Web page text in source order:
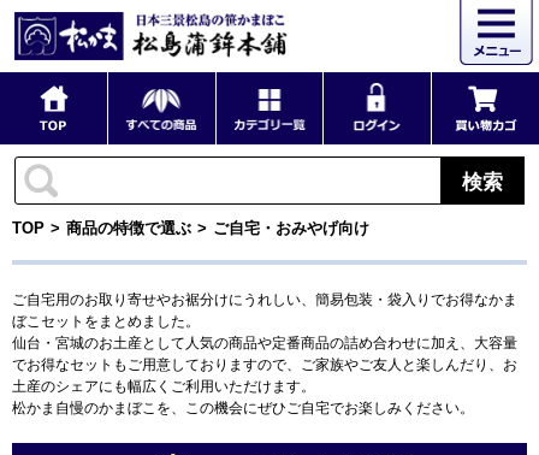
検索
TOP 商品の特徴で選ぶ ご自宅・おみやげ向け
ご自宅用のお取り寄せやお裾分けにうれしい、簡易包装・袋入りでお得なかま
ぼこセットをまとめました。
仙台・宮城のお土産として人気の商品や定番商品の詰め合わせに加え、大容量
でお得なセットもご用意しておりますので、ご家族やご友人と楽しんだり、お
土産のシェアにも幅広くご利用いただけます。
松かま自慢のかまぼこを、この機会にぜひご自宅でお楽しみください。